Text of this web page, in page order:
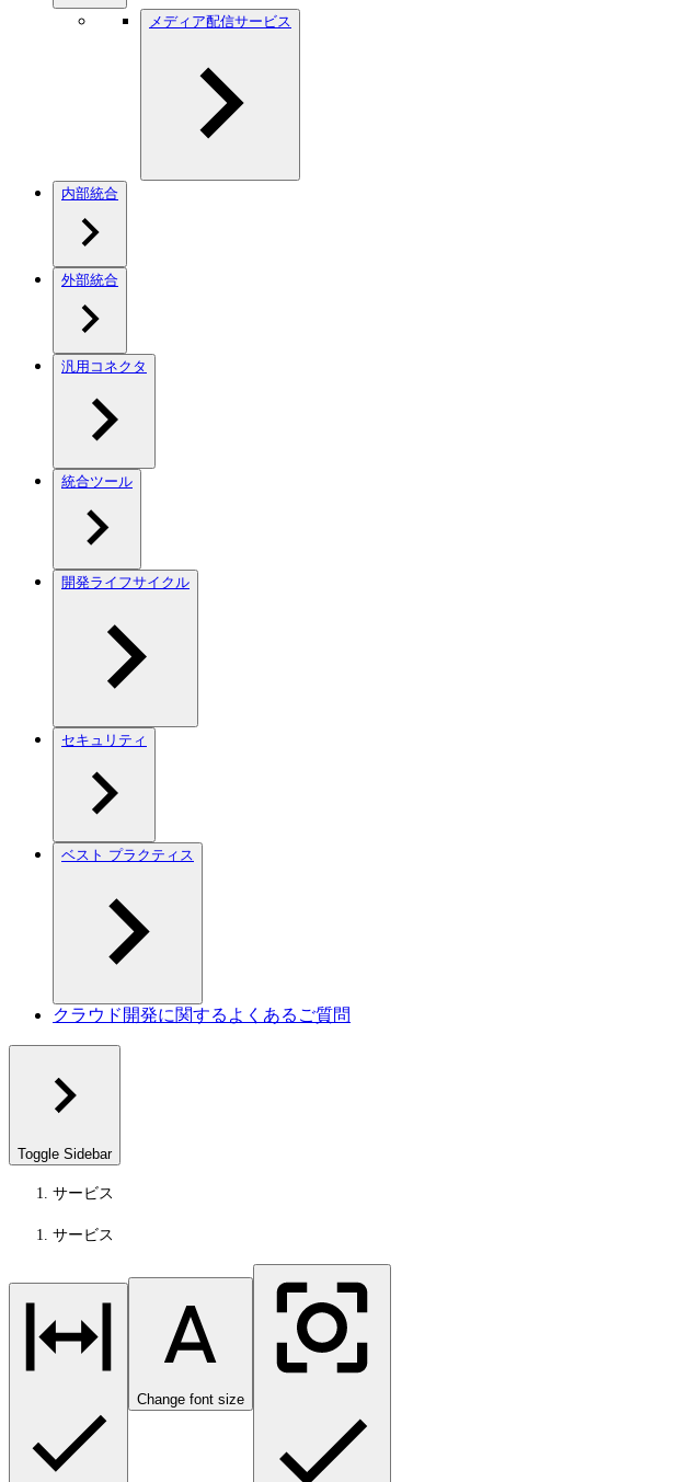
メディア配信サービス
内部統合
外部統合
汎用コネクタ
統合ツール
開発ライフサイクル
セキュリティ
ベスト プラクティス
クラウド開発に関するよくあるご質問
Toggle Sidebar
サービス
サービス
Change font size